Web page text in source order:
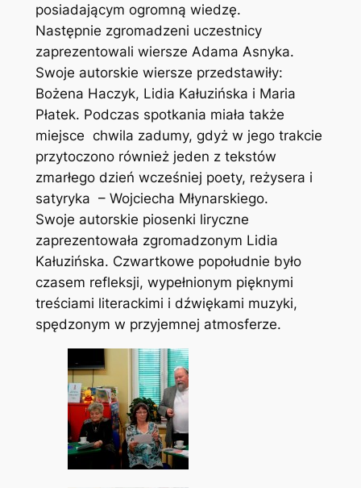
posiadającym ogromną wiedzę.
Następnie zgromadzeni uczestnicy
zaprezentowali wiersze Adama Asnyka.
Swoje autorskie wiersze przedstawiły:
Bożena Haczyk, Lidia Kałuzińska i Maria
Płatek. Podczas spotkania miała także
miejsce chwila zadumy, gdyż w jego trakcie
przytoczono również jeden z tekstów
zmarłego dzień wcześniej poety, reżysera i
satyryka – Wojciecha Młynarskiego.
Swoje autorskie piosenki liryczne
zaprezentowała zgromadzonym Lidia
Kałuzińska. Czwartkowe popołudnie było
czasem refleksji, wypełnionym pięknymi
treściami literackimi i dźwiękami muzyki,
spędzonym w przyjemnej atmosferze.